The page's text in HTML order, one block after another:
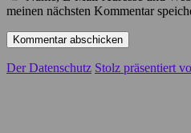
meinen nächsten Kommentar
Der Datenschutz Stolz präsentiert